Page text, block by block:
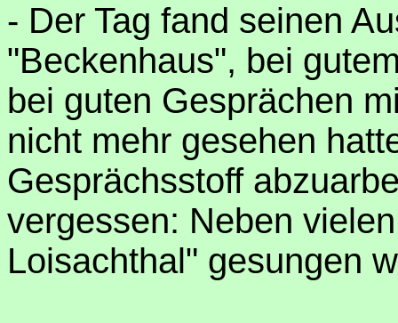
- Der Tag fand seinen
"Beckenhaus", bei
bei guten Gesprächen
nicht mehr gesehen
Gesprächsstoff
vergessen: Neben
Loisachthal" gesungen